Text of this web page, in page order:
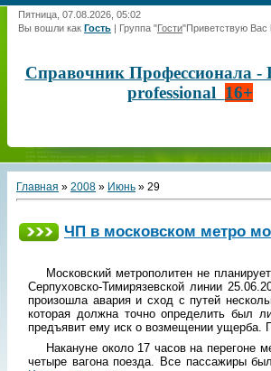
Пятница, 07.08.2026, 05:02
Вы вошли как Гость | Группа "Гости"Приветствую Вас
Справочник Профессионала -
professional 16+
Главная » 2008 » Июнь » 29
ЧП в московском метро
Московский метрополитен не
Серпуховско-Тимирязевской линии
произошла авария и сход с путей
которая должна точно определить был
предъявит ему иск о возмещении ущерба.
Накануне около 17 часов на перегоне
четыре вагона поезда. Все пассажиры